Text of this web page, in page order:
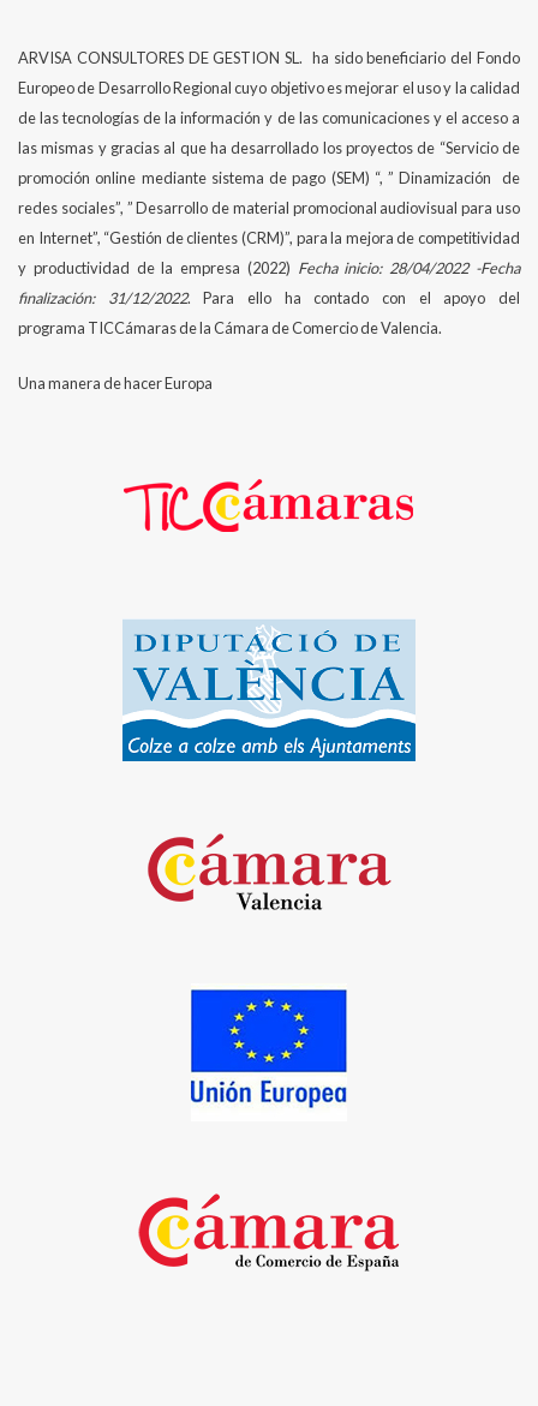
ARVISA CONSULTORES DE GESTION SL. ha sido beneficiario del Fondo
Europeo de Desarrollo Regional cuyo objetivo es mejorar el uso y la calidad
de las tecnologías de la información y de las comunicaciones y el acceso a
las mismas y gracias al que ha desarrollado los proyectos de “Servicio de
promoción online mediante sistema de pago (SEM) “, ” Dinamización de
redes sociales”, ” Desarrollo de material promocional audiovisual para uso
en Internet”, “Gestión de clientes (CRM)”, para la mejora de competitividad
y productividad de la empresa (2022) Fecha inicio: 28/04/2022 -Fecha
finalización: 31/12/2022. Para ello ha contado con el apoyo del
programa TICCámaras de la Cámara de Comercio de Valencia.
Una manera de hacer Europa